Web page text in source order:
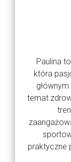
Paulina
która
temat
praktyczne